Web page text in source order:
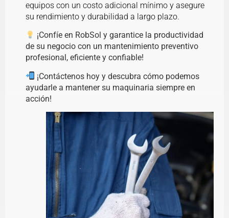
equipos con un costo adicional mínimo y asegure
su rendimiento y durabilidad a largo plazo.
¡Confíe en RobSol y garantice la productividad
de su negocio con un mantenimiento preventivo
profesional, eficiente y confiable!
¡Contáctenos hoy y descubra cómo podemos
ayudarle a mantener su maquinaria siempre en
acción!